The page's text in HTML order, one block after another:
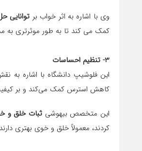
وی با اشاره به اثر خواب بر توانایی
کمک می کند تا به طور موثرتری به
3- تنظیم احساسات
این فلوشیپ دانشگاه با اشاره
کاهش استرس کمک می‌کند و بر
این متخصص بیهوشی ثبات خلق و
کردند، معمولاً خلق و خوی بهتری